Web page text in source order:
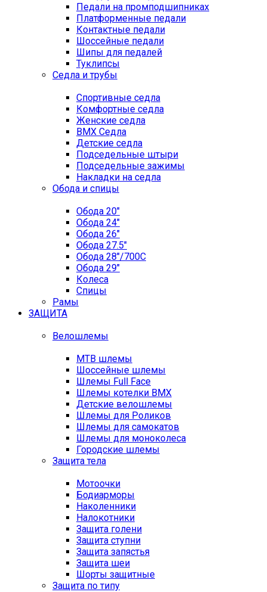
Педали на промподшипниках
Платформенные педали
Контактные педали
Шоссейные педали
Шипы для педалей
Туклипсы
Седла и трубы
Спортивные седла
Комфортные седла
Женские седла
BMX Седла
Детские седла
Подседельные штыри
Подседельные зажимы
Накладки на седла
Обода и спицы
Обода 20"
Обода 24"
Обода 26"
Обода 27.5"
Обода 28"/700C
Обода 29"
Колеса
Спицы
Рамы
ЗАЩИТА
Велошлемы
MTB шлемы
Шоссейные шлемы
Шлемы Full Face
Шлемы котелки BMX
Детские велошлемы
Шлемы для Роликов
Шлемы для самокатов
Шлемы для моноколеса
Городские шлемы
Защита тела
Мотоочки
Бодиарморы
Наколенники
Налокотники
Защита голени
Защита ступни
Защита запястья
Защита шеи
Шорты защитные
Защита по типу